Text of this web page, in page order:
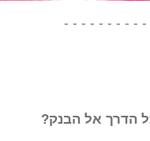
- - - - - - - - -
הדרך אל הבנק?